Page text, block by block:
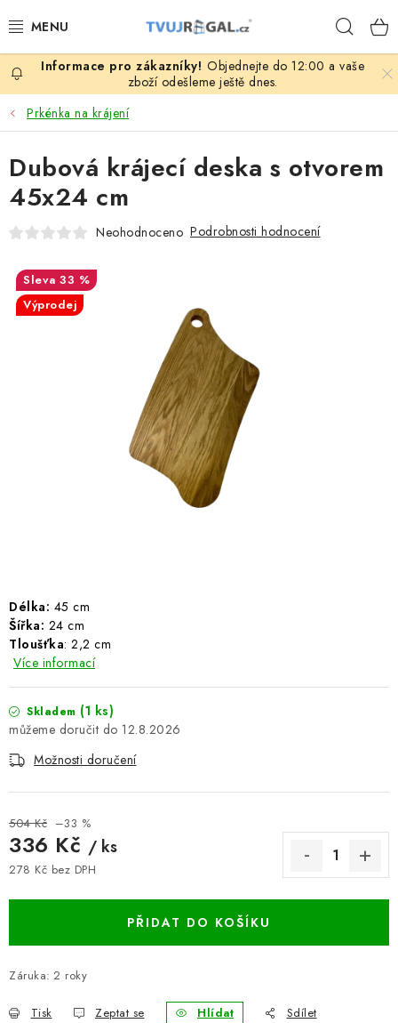
na
ZBOŽÍ ZA NÁKUPNÍ CENY
REGÁLY PODLE ROZMĚRŮ MATERIÁLU A SÉRIÍ
NEREZOVÉ A GASTRO PRODUKTY
DŮM, BYT
FIRMA, GARÁŽ, DÍLNA, SKLEP
ŽEBŘÍKY SCHŮDKY A LEŠENÍ
PARKOVACÍ BLOKÁDY
ČASTO KLADENÉ DOTAZY
NAPIŠTE NÁM
KONTAKTY
BLOG
Kontakty Hodnocení obchodu
Obchodní a dodací podmínky
Ochrana osobních údajú
Cookies
Bezpečnostní certifikáty Moje objednávka
Objednejte do 12:00 a vaše
zboží odešleme ještě dnes.
Prkénka na krájení
Délka: 45 cm
Šířka: 24 cm
Tloušťka: 2,2 cm
Více informací
Skladem (1 ks)
12.8.2026
Možnosti doručení
504 Kč –33 %
336 Kč / ks
278 Kč bez DPH
PŘIDAT DO KOŠÍKU
Záruka: 2 roky
Tisk Zeptat se Hlídat Sdílet
Dubová krájecí deska s otvorem
45x24 cm
Neohodnoceno Podrobnosti hodnocení
33 %
Výprodej